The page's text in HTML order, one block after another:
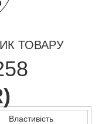
ТОВАРУ
)
Властивість